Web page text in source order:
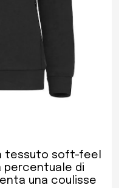
tessuto soft-feel
percentuale di
una coulisse